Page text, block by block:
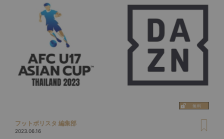
フットボリスタ 編集部
2023.06.16